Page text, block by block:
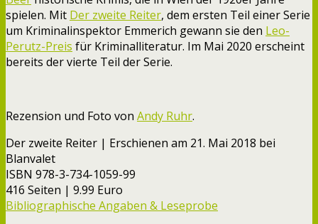
spielen. Mit Der zweite Reiter, dem ersten Teil einer Serie
um Kriminalinspektor Emmerich gewann sie den Leo-
Perutz-Preis für Kriminalliteratur. Im Mai 2020 erscheint
bereits der vierte Teil der Serie.
Rezension und Foto von Andy Ruhr.
Der zweite Reiter | Erschienen am 21. Mai 2018 bei
Blanvalet
ISBN 978-3-734-1059-99
416 Seiten | 9.99 Euro
Bibliographische Angaben & Leseprobe